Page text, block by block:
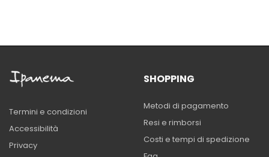
Termini e condizioni
Accessibilità
Privacy
SHOPPING
Metodi di pagamento
Resi e rimborsi
Costi e tempi di spedizione